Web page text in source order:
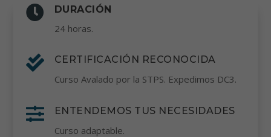
 DURACIÓN
24 horas.
 CERTIFICACIÓN RECONOCIDA
Curso Avalado por la STPS. Expedimos DC3.
 ENTENDEMOS TUS NECESIDADES
Curso adaptable.